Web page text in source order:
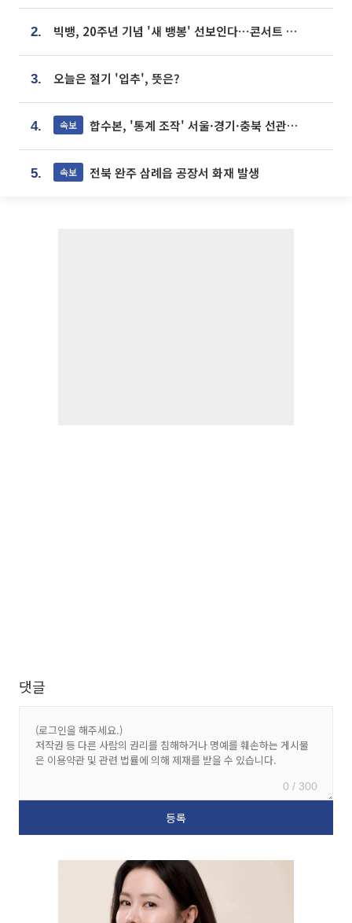
2. 빅뱅, 20주년 기념 '새 뱅봉' 선보인다⋯콘서트 앞두고 팝업 개최
3. 오늘은 절기 '입추', 뜻은?
4. 속보 합수본, '통계 조작' 서울·경기·충북 선관위 등 추가 압수수색
5. 속보 전북 완주 삼례읍 공장서 화재 발생
댓글
0 / 300